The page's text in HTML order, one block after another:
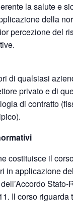
la salute e
della
percezione del
di qualsiasi
privato e di
di contratto
costituisce il
in applicazione
Stato-
Il corso riguarda